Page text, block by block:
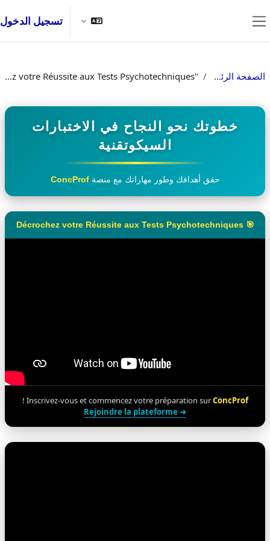
تسجيل الدخول
الصفحة الرئيسية "Décrochez votre Réussite aux Tests Psychotechniques"
خطوتك نحو النجاح في الاختبارات
السيكوتقنية
حقق أهدافك وطور مهاراتك مع منصةConcProf
🎯 Décrochez votre Réussite aux Tests Psychotechniques
Inscrivez-vous et commencez votre préparation surConcProf
!
➜ Rejoindre la plateforme